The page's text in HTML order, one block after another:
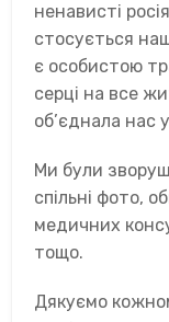
ненависті
стосується
є особистою
серці на все
об’єднала нас
Ми були
спільні фото,
медичних
тощо.
Дякуємо